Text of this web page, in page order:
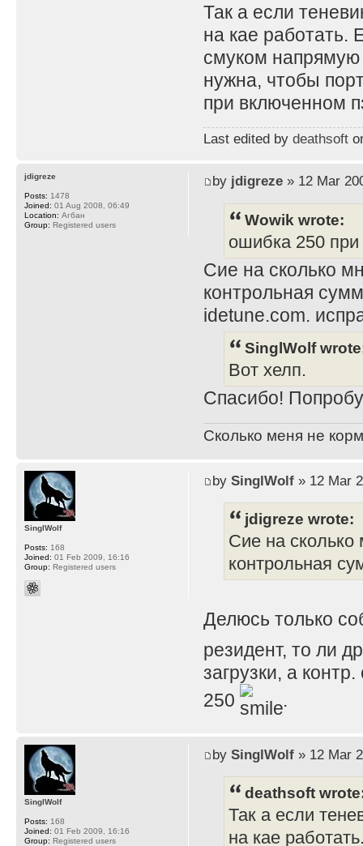
Так а если
на кае работать.
смуком напрямую
нужна, чтобы
при включенном
Last edited by deathsoft
by jdigreze» 12 Mar
Wowik wrote:
ошибка 250
Сие на сколько
контрольная
idetune.com.
SinglWolf
Вот хелп.
Спасибо!
Сколько меня не
jdigreze
Posts: 1478
Joined: 01 Aug 2008, 06:49
Location: Агбан
Group: Registered users
by SinglWolf» 12 Mar
jdigreze wrote:
Сие на сколько
контрольная
Делюсь только
резидент, то ли
загрузки, а
250
.
SinglWolf
Posts: 168
Joined: 01 Feb 2009, 16:16
Group: Registered users
by SinglWolf» 12 Mar
deathsoft
Так а если
на кае
SinglWolf
Posts: 168
Joined: 01 Feb 2009, 16:16
Group: Registered users